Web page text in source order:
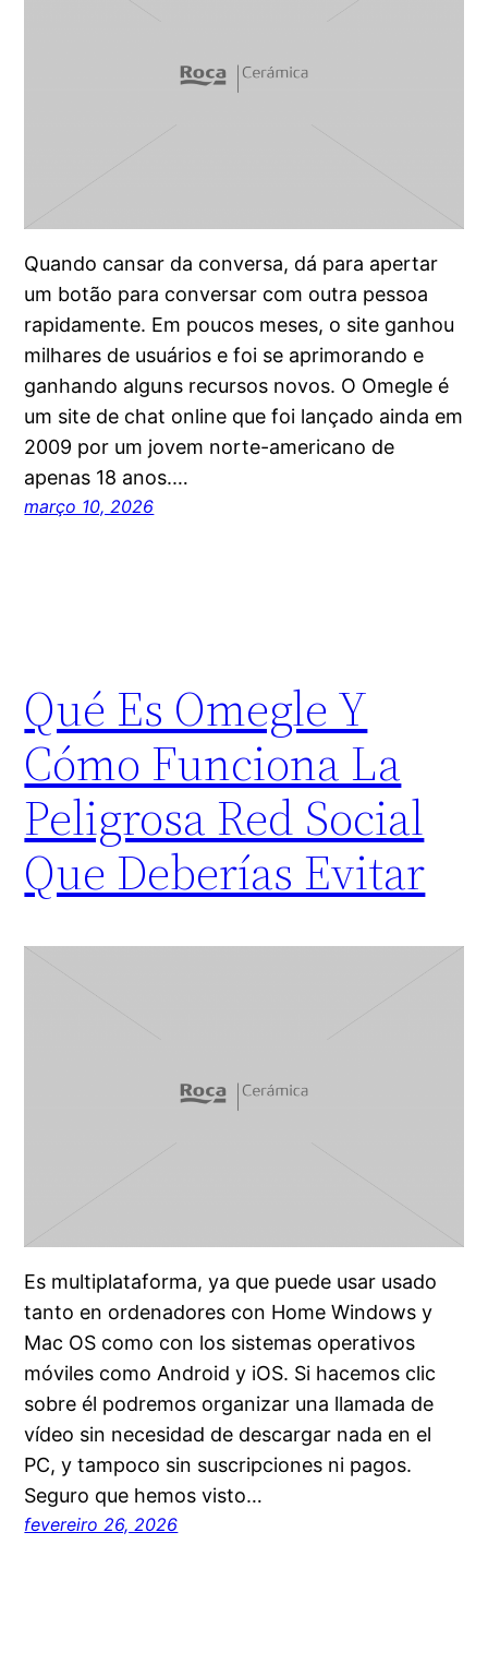
Quando cansar da conversa, dá para apertar
um botão para conversar com outra pessoa
rapidamente. Em poucos meses, o site ganhou
milhares de usuários e foi se aprimorando e
ganhando alguns recursos novos. O Omegle é
um site de chat online que foi lançado ainda em
2009 por um jovem norte-americano de
apenas 18 anos.…
março 10, 2026
Qué Es Omegle Y
Cómo Funciona La
Peligrosa Red Social
Que Deberías Evitar
Es multiplataforma, ya que puede usar usado
tanto en ordenadores con Home Windows y
Mac OS como con los sistemas operativos
móviles como Android y iOS. Si hacemos clic
sobre él podremos organizar una llamada de
vídeo sin necesidad de descargar nada en el
PC, y tampoco sin suscripciones ni pagos.
Seguro que hemos visto…
fevereiro 26, 2026